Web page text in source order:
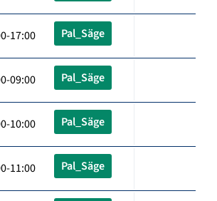
17:00 Pal_Säge
09:00 Pal_Säge
10:00 Pal_Säge
11:00 Pal_Säge